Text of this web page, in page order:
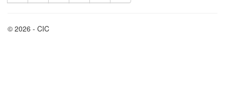
© 2026 - CIC